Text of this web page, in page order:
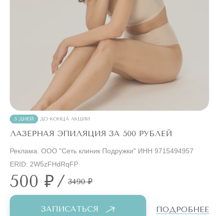
5 ДНЕЙ ДО КОНЦА АКЦИИ
ЛАЗЕРНАЯ ЭПИЛЯЦИЯ ЗА 500 РУБЛЕЙ
500 ₽/ 3490 ₽
Реклама. ООО "Сеть клиник Подружки" ИНН 9715494957
ERID: 2W5zFHdRqFP
ЗАПИСАТЬСЯ ПОДРОБНЕЕ